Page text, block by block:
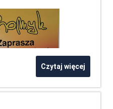
Czytaj więcej